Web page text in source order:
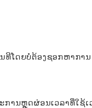
ທີໂດຍບໍ່ຕ້ອງຊອກຫາການ
ການຫຼຸດຜ່ອນເວລາທີ່ໃຊ້ເ